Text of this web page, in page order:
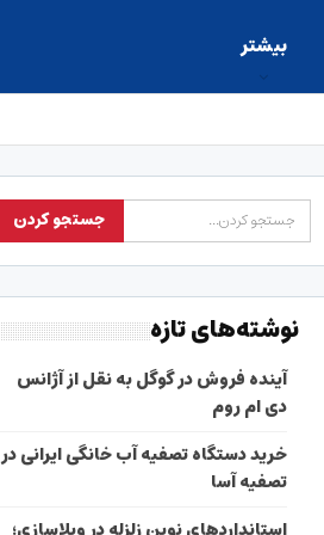
بیشتر
نوشته‌های تازه
آینده فروش در گوگل به نقل از آژانس
دی ام روم
خرید دستگاه تصفیه آب خانگی ایرانی در
تصفیه آسا